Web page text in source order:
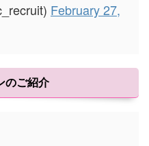
February 27,
のご紹介